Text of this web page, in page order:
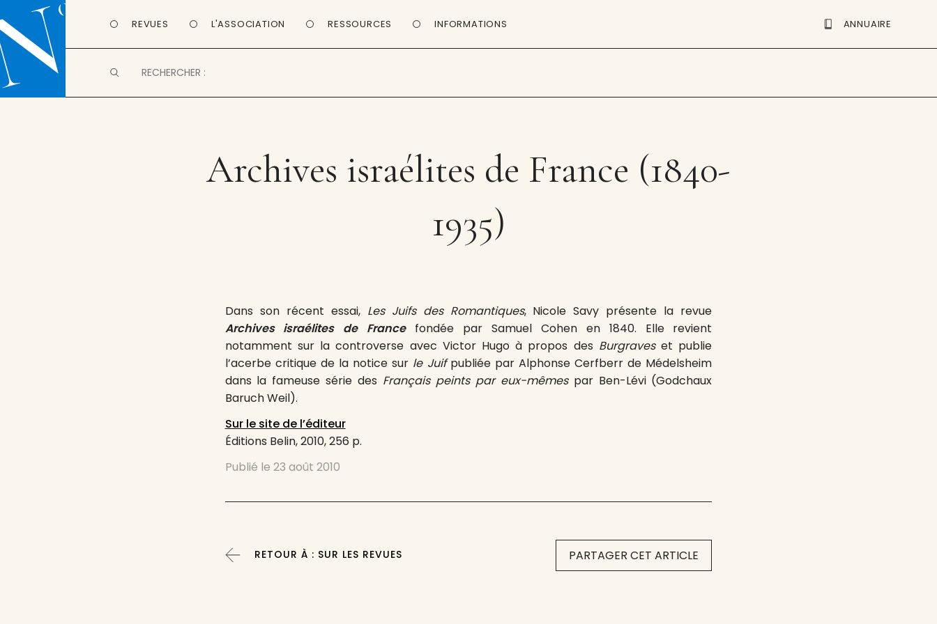
REVUES L'ASSOCIATION RESSOURCES INFORMATIONS ANNUAIRE
Archives israélites de France (1840-
1935)
Dans son récent essai, Les Juifs des Romantiques, Nicole Savy présente la revue
Archives israélites de Francefondée par Samuel Cohen en 1840. Elle revient
notamment sur la controverse avec Victor Hugo à propos des Burgraveset publie
l’acerbe critique de la notice sur le Juifpubliée par Alphonse Cerfberr de Médelsheim
dans la fameuse série des Français peints par eux-mêmespar Ben-Lévi (Godchaux
Baruch Weil).
Sur le site de l’éditeur
Éditions Belin, 2010, 256 p.
Publié le 23 août 2010
PARTAGER CET ARTICLE
RETOUR À : SUR LES REVUES